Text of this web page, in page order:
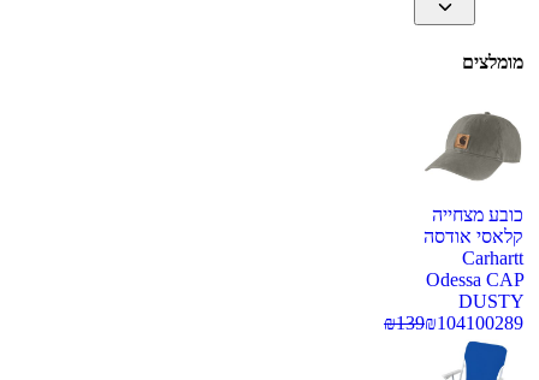
מומלצים
כובע מצחייה
קלאסי אודסה
Carhartt
Odessa CAP
DUSTY
100289
₪104
₪139